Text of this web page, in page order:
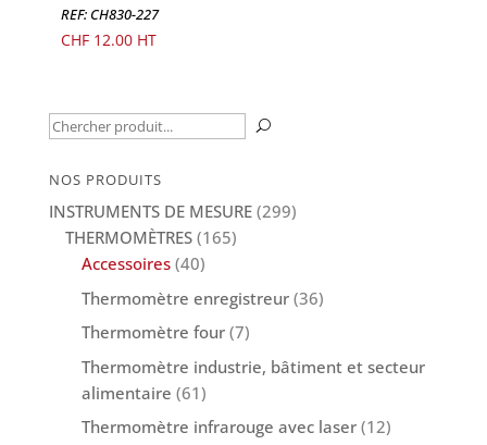
options
peuvent
sur
du
produit
REF: CH830-227
CHF12.00
Recherche
U
NOS PRODUITS
INSTRUMENTS DE MESURE (299)
THERMOMÈTRES (165)
Accessoires (40)
Thermomètre enregistreur (36)
Thermomètre four (7)
Thermomètre industrie, bâtiment et secteur
alimentaire (61)
Thermomètre infrarouge avec laser (12)